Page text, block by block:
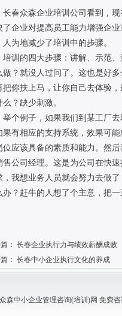
长春众森企业培训公司看到，
了企业对提高员工能力增强企
人为地减少了培训中的步骤。
培训的四大步骤：讲解、示范
做？就没人过问了。这也是好
把你扶上马，让你自己去体验
么？缺少刺激。
举个例子，如果我们到某工厂
果有相应的支持系统，效果可
位应该具备的素质和能力。然
售公司经理。这是为公司在快
，我想业务人员就会努力去做
办？赶牛的人想了个主意，把
： 长春企业执行力与绩效薪酬成败
： 长春中小企业执行文化的养成
森中小企业管理咨询(培训)网 免费咨